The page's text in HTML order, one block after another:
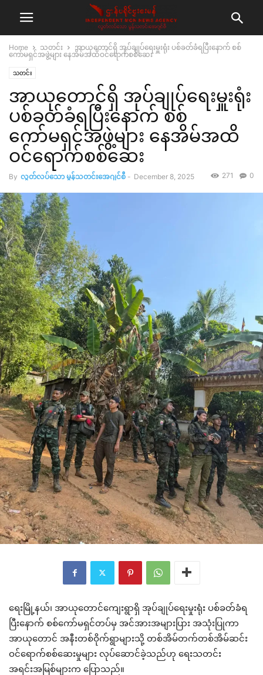
Home သတင်း
အာယုတောင်ရှိ အုပ်ချုပ်‌ရေးမှူးရုံး ပစ်ခတ်ခံရပြီးနောက် စစ်
ကော်မရှင်အဖွဲ့များ နေအိမ်အထိဝင်ရောက်စစ်ဆေး
သတင်း
အာယုတောင်ရှိ အုပ်ချုပ်‌ရေးမှူးရုံး
ပစ်ခတ်ခံရပြီးနောက် စစ်
ကော်မရှင်အဖွဲ့များ နေအိမ်အထိ
ဝင်ရောက်စစ်ဆေး
By လွတ်လပ်သော မွန်သတင်းအေဂျင်စီ - December 8, 2025 0
271
ရေးမြို့နယ်၊ အာယု‌တောင်ကျေးရွာရှိ အုပ်ချုပ်ရေးမှုးရုံး ပစ်ခတ်ခံရ
ပြီးနောက် စစ်ကော်မရှင်တပ်မှ အင်အားအများပြား အသုံးပြုကာ
အာယုတောင် အနီးတစ်ဝိုက်ရွာများသို့ တစ်အိမ်တက်တစ်အိမ်ဆင်း
ဝင်ရောက်စစ်ဆေးမှုများ လုပ်ဆောင်ခဲ့သည်ဟု ရေးသတင်း
အရင်းအမြစ်များက ပြောသည်။